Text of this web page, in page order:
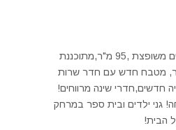
למכירה דירת 4 חדרים משופצת ,95 מ"ר,מתוכננת
מטבח חדש עם חדר שרות
חדשים,חדרי שינה מרווחים!
גני ילדים ובית ספר במרחק
הבית!